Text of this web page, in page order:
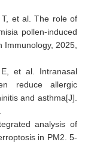
T, et al. The role of
pollen-induced
2025,
et al. Intranasal
reduce allergic
and asthma[J].
analysis of
in PM2. 5-